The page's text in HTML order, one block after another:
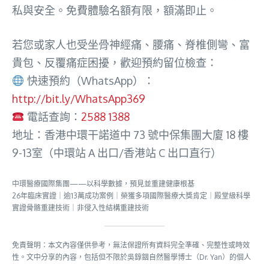
私與安全。免費體驗名額有限，額滿即止。
若您或家人也受坐骨神經痛、腰痛、脊椎側彎、富
貴包、反覆痛症困擾，歡迎預約留位檢查：
快速預約（WhatsApp）：
http://bit.ly/WhatsApp369
電話查詢： 2588 1388
地址：香港中環干諾道中 73 號中保集團大廈 18 樓
9-13室（中環站 A 出口/香港站 C 出口直行）
中環醫療國際集團——以科學數據，預見並重建健康根基
26年臨床實證｜逾13萬成功案例｜榮獲多項國際醫療大獎肯定｜殿堂級科學
實證骨骼重建技術｜非侵入性結構重建技術
免責聲明：本文內容僅供參考，無法保證所有資料完全準確、完整性或時效
性。文中分享的內容，包括但不限於吳錞銦自然醫學博士（Dr. Yan）的個人